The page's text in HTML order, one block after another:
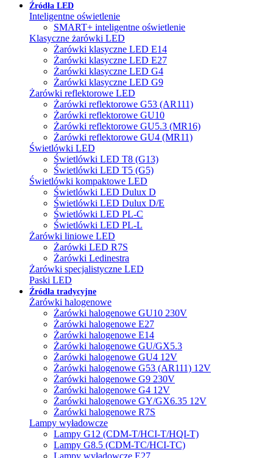
Źródła LED
Inteligentne oświetlenie
SMART+ inteligentne oświetlenie
Klasyczne żarówki LED
Żarówki klasyczne LED E14
Żarówki klasyczne LED E27
Żarówki klasyczne LED G4
Żarówki klasyczne LED G9
Żarówki reflektorowe LED
Żarówki reflektorowe G53 (AR111)
Żarówki reflektorowe GU10
Żarówki reflektorowe GU5.3 (MR16)
Żarówki reflektorowe GU4 (MR11)
Świetlówki LED
Świetlówki LED T8 (G13)
Świetlówki LED T5 (G5)
Świetlówki kompaktowe LED
Świetlówki LED Dulux D
Świetlówki LED Dulux D/E
Świetlówki LED PL-C
Świetlówki LED PL-L
Żarówki liniowe LED
Żarówki LED R7S
Żarówki Ledinestra
Żarówki specjalistyczne LED
Paski LED
Źródła tradycyjne
Żarówki halogenowe
Żarówki halogenowe GU10 230V
Żarówki halogenowe E27
Żarówki halogenowe E14
Żarówki halogenowe GU/GX5.3
Żarówki halogenowe GU4 12V
Żarówki halogenowe G53 (AR111) 12V
Żarówki halogenowe G9 230V
Żarówki halogenowe G4 12V
Żarówki halogenowe GY/GX6.35 12V
Żarówki halogenowe R7S
Lampy wyładowcze
Lampy G12 (CDM-T/HCI-T/HQI-T)
Lampy G8.5 (CDM-TC/HCI-TC)
Lampy wyładowcze E27